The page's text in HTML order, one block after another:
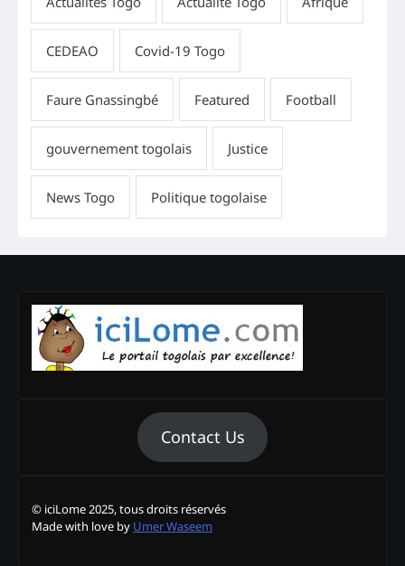
Contact Us
© iciLome 2025, tous droits réservés
Made with love by Umer Waseem